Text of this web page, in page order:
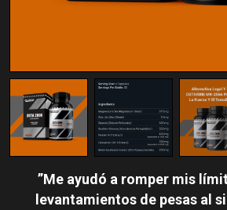
Me ayudó a romper mis
levantamientos de pesas al